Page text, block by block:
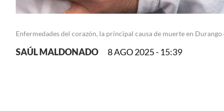
Enfermedades del corazón, la principal causa de muerte en
SAÚL MALDONADO 8 AGO 2025 - 15:39